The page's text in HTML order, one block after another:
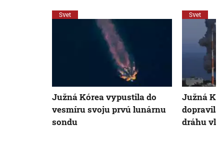
Svet
Južná Kórea vypustila do
vesmíru svoju prvú lunárnu
sondu
Svet
Južná
dopravila
dráhu